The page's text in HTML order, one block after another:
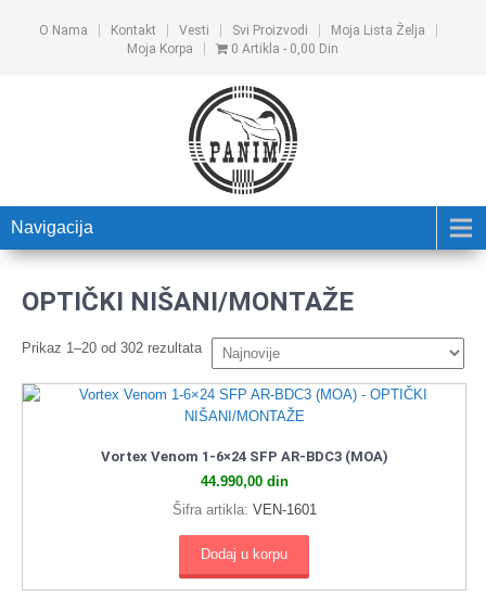
O Nama Kontakt Vesti Svi Proizvodi
Moja Lista Želja
Moja Korpa
0 Artikla 0,00 Din
Navigacija
OPTIČKI NIŠANI/MONTAŽE
Prikaz 1–20 od 302 rezultata
Vortex Venom 1-6×24 SFP AR-BDC3 (MOA)
44.990,00 din
Šifra artikla: VEN-1601
Dodaj u korpu